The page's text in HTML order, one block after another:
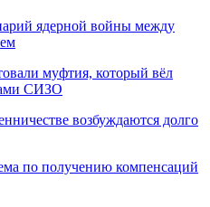
ядерной войны между
муфтия, который вёл
СИЗО
возбуждаются долго
по получению компенсаций